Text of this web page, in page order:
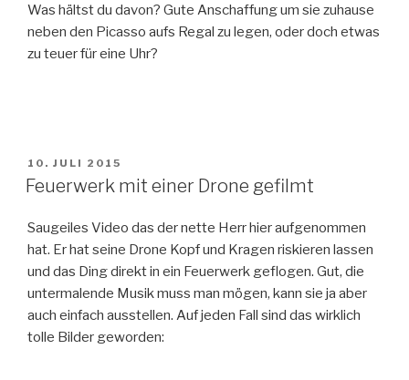
Was hältst du davon? Gute Anschaffung um sie zuhause
neben den Picasso aufs Regal zu legen, oder doch etwas
zu teuer für eine Uhr?
VERÖFFENTLICHT
AM
10. JULI 2015
Feuerwerk mit einer Drone gefilmt
Saugeiles Video das der nette Herr hier aufgenommen
hat. Er hat seine Drone Kopf und Kragen riskieren lassen
und das Ding direkt in ein Feuerwerk geflogen. Gut, die
untermalende Musik muss man mögen, kann sie ja aber
auch einfach ausstellen. Auf jeden Fall sind das wirklich
tolle Bilder geworden: